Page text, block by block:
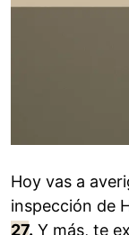
Hoy vas a
inspección de
27. Y más, te